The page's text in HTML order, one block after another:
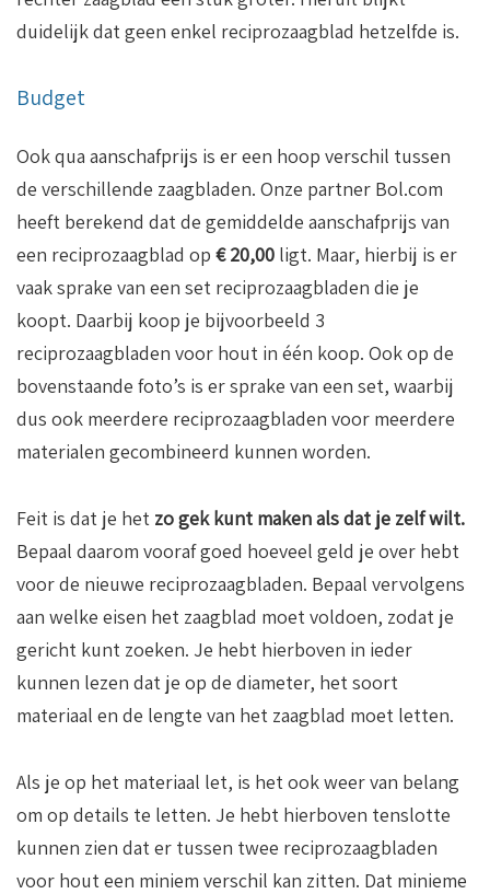
duidelijk dat geen enkel reciprozaagblad hetzelfde is.
Budget
Ook qua aanschafprijs is er een hoop verschil tussen
de verschillende zaagbladen. Onze partner Bol.com
heeft berekend dat de gemiddelde aanschafprijs van
een reciprozaagblad op € 20,00 ligt. Maar, hierbij is er
vaak sprake van een set reciprozaagbladen die je
koopt. Daarbij koop je bijvoorbeeld 3
reciprozaagbladen voor hout in één koop. Ook op de
bovenstaande foto’s is er sprake van een set, waarbij
dus ook meerdere reciprozaagbladen voor meerdere
materialen gecombineerd kunnen worden.
Feit is dat je het zo gek kunt maken als dat je zelf wilt.
Bepaal daarom vooraf goed hoeveel geld je over hebt
voor de nieuwe reciprozaagbladen. Bepaal vervolgens
aan welke eisen het zaagblad moet voldoen, zodat je
gericht kunt zoeken. Je hebt hierboven in ieder
kunnen lezen dat je op de diameter, het soort
materiaal en de lengte van het zaagblad moet letten.
Als je op het materiaal let, is het ook weer van belang
om op details te letten. Je hebt hierboven tenslotte
kunnen zien dat er tussen twee reciprozaagbladen
voor hout een miniem verschil kan zitten. Dat minieme